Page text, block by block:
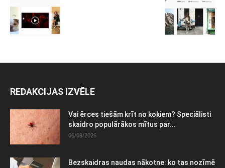
REDAKCIJAS IZVĒLE
Vai ērces tiešām krīt no kokiem? Speciālisti
skaidro populārākos mītus par...
06/08/2026
Bezskaidras naudas nākotne: ko tas nozīmē